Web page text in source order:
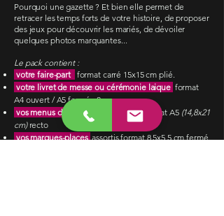
Pourquoi une gazette ? Et bien elle permet de
retracer les temps forts de votre histoire, de proposer
des jeux pour découvrir les mariés, de dévoiler
quelques photos marquantes...
Le pack contient :
votre faire-part format carré 15x15 cm plié.
votre livret de messe ou cérémonie laique format
A4 ouvert / A5 fermé - 8 pages
vos menus de table
personnalisés format A5 (14,8x21
cm) recto
vos marques-places assortis format 8,5x5,5 cm fermé